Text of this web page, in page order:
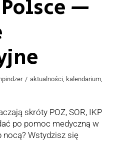
—
aktualności, kalendarium,
skróty POZ, SOR, IKP
po pomoc medyczną w
nocą? Wstydzisz się